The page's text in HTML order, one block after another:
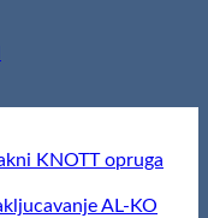
KNOTT opruga
AL-KO